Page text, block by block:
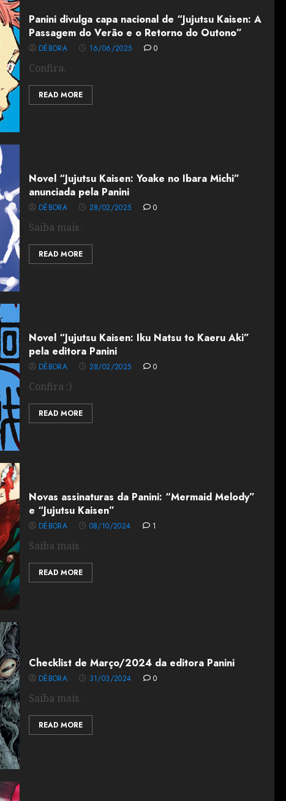
Panini divulga capa nacional de “Jujutsu Kaisen: A
Passagem do Verão e o Retorno do Outono”
DÉBORA 16/06/2025 0
Confira.
READ MORE
Novel “Jujutsu Kaisen: Yoake no Ibara Michi”
anunciada pela Panini
DÉBORA 28/02/2025 0
Saiba mais.
READ MORE
Novel “Jujutsu Kaisen: Iku Natsu to Kaeru Aki”
pela editora Panini
DÉBORA 28/02/2025 0
Confira :)
READ MORE
Novas assinaturas da Panini: “Mermaid Melody”
e “Jujutsu Kaisen”
DÉBORA 08/10/2024 1
Saiba mais.
READ MORE
Checklist de Março/2024 da editora Panini
DÉBORA 31/03/2024 0
Saiba mais.
READ MORE